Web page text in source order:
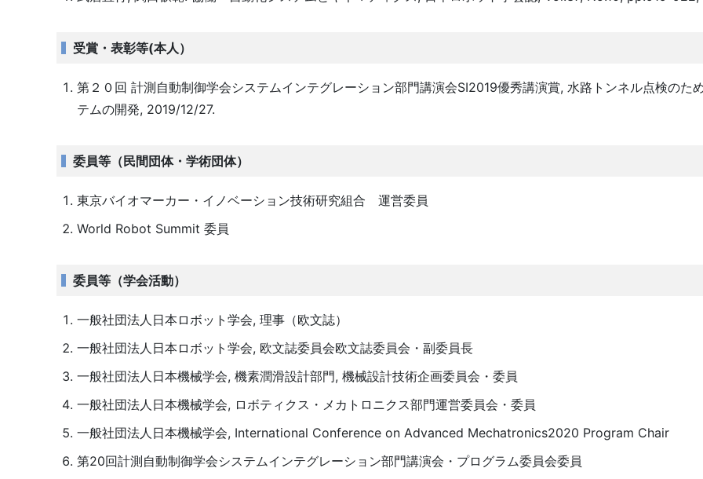
受賞・表彰等(本人）
第２０回 計測自動制御学会システムインテグレーション部門講演会SI2019優秀講演賞, 水路トンネル点検のた
テムの開発, 2019/12/27.
委員等（民間団体・学術団体）
東京バイオマーカー・イノベーション技術研究組合 運営委員
World Robot Summit 委員
委員等（学会活動）
一般社団法人日本ロボット学会, 理事（欧文誌）
一般社団法人日本ロボット学会, 欧文誌委員会欧文誌委員会・副委員長
一般社団法人日本機械学会, 機素潤滑設計部門, 機械設計技術企画委員会・委員
一般社団法人日本機械学会, ロボティクス・メカトロニクス部門運営委員会・委員
一般社団法人日本機械学会, International Conference on Advanced Mechatronics2020 Program Chair
第20回計測自動制御学会システムインテグレーション部門講演会・プログラム委員会委員